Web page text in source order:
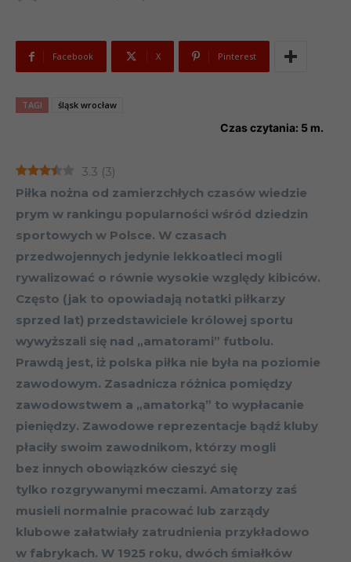
Facebook X Pinterest
TAGI śląsk wrocław
Czas czytania: 5 m.
3.3 (3)
Piłka nożna od zamierzchłych czasów wiedzie
prym w rankingu popularności wśród dziedzin
sportowych w Polsce. W czasach
przedwojennych jedynie lekkoatleci mogli
rywalizować o równie wysokie względy kibiców.
Często (jak to opowiadają notatki piłkarzy
sprzed lat) przedstawiciele królowej sportu
wywyższali się nad „amatorami” futbolu.
Prawdą jest, iż polska piłka nie była na poziomie
zawodowym. Zasadnicza różnica pomiędzy
zawodowstwem a „amatorką” to wypłacanie
pieniędzy. Zawodowe reprezentacje bądź kluby
płaciły swoim zawodnikom, którzy mogli
bez innych obowiązków cieszyć się
tylko rozgrywanymi meczami. Amatorzy zaś
musieli normalnie pracować lub zarządy
klubowe załatwiały zatrudnienia przykładowo
w fabrykach. W 1925 roku, dwóch śmiałków